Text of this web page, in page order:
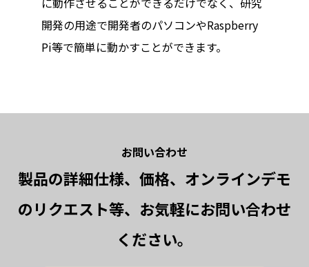
開発の用途で開発者のパソコンやRaspberry
Pi等で簡単に動かすことができます。
お問い合わせ
製品の詳細仕様、価格、オンラインデモ
のリクエスト等、お気軽にお問い合わせ
ください。